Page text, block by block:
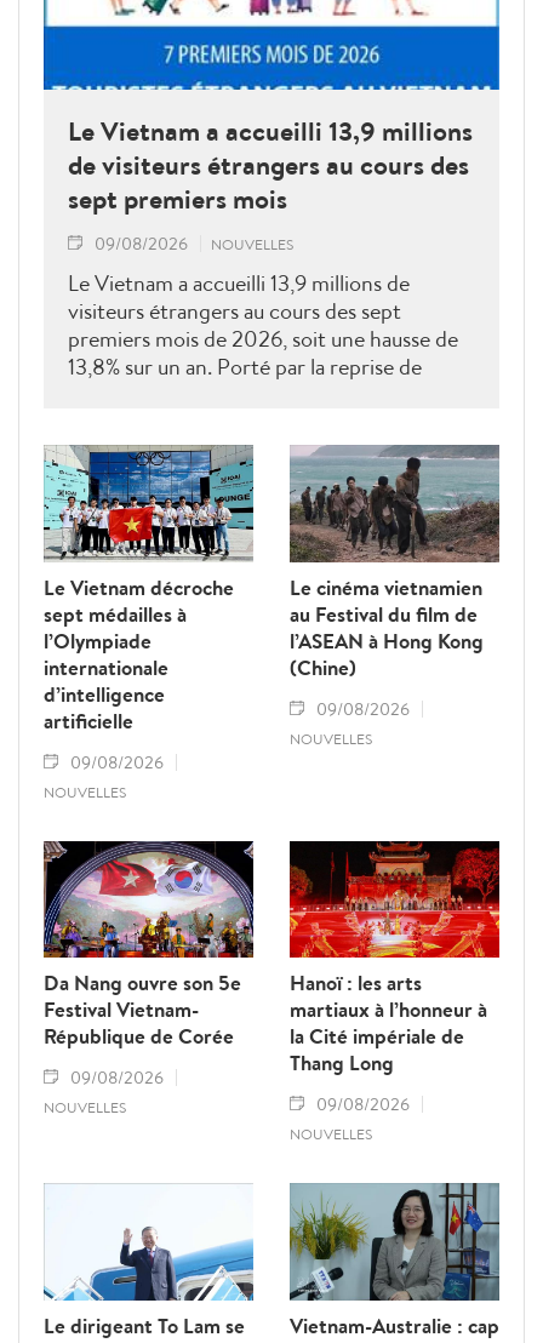
Le Vietnam a accueilli 13,9 millions
de visiteurs étrangers au cours des
sept premiers mois
09/08/2026 NOUVELLES
Le Vietnam a accueilli 13,9 millions de
visiteurs étrangers au cours des sept
premiers mois de 2026, soit une hausse de
13,8% sur un an. Porté par la reprise de
millions d'arrivées.
Le Vietnam décroche
sept médailles à
l’Olympiade
internationale
d’intelligence
artificielle
09/08/2026
NOUVELLES
Le cinéma vietnamien
au Festival du film de
l’ASEAN à Hong Kong
(Chine)
09/08/2026
NOUVELLES
Da Nang ouvre son 5e
Festival Vietnam-
République de Corée
09/08/2026
NOUVELLES
Hanoï : les arts
martiaux à l’honneur à
la Cité impériale de
Thang Long
09/08/2026
NOUVELLES
Le dirigeant To Lam se
Vietnam-Australie : cap